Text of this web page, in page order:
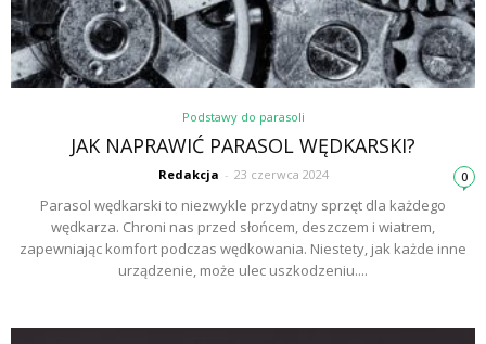
Podstawy do parasoli
JAK NAPRAWIĆ PARASOL WĘDKARSKI?
Redakcja - 23 czerwca 2024 0
Parasol wędkarski to niezwykle przydatny sprzęt dla każdego
wędkarza. Chroni nas przed słońcem, deszczem i wiatrem,
zapewniając komfort podczas wędkowania. Niestety, jak każde inne
urządzenie, może ulec uszkodzeniu....